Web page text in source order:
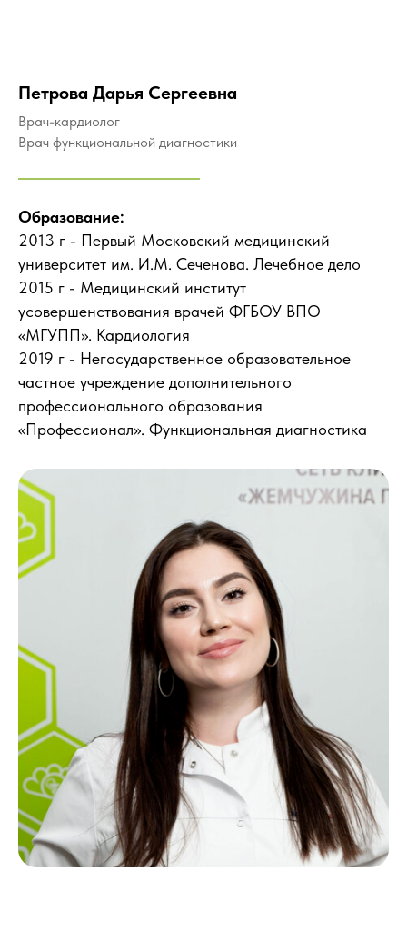
Петрова Дарья Сергеевна
Врач-кардиолог
Врач функциональной диагностики
Образование:
2013 г - Первый Московский медицинский
университет им. И.М. Сеченова. Лечебное дело
2015 г - Медицинский институт
усовершенствования врачей ФГБОУ ВПО
«МГУПП». Кардиология
2019 г - Негосударственное образовательное
частное учреждение дополнительного
профессионального образования
«Профессионал». Функциональная диагностика